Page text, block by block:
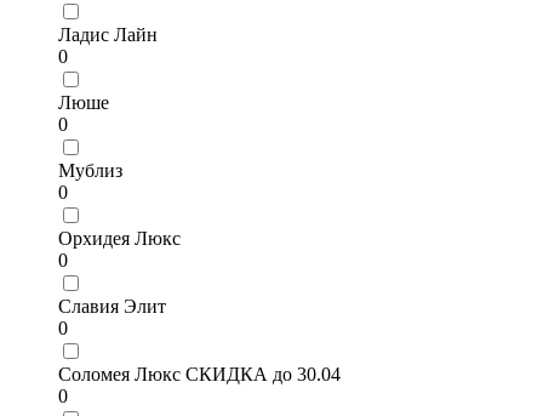
Ладис Лайн
0
Люше
0
Мублиз
0
Орхидея Люкс
0
Славия Элит
0
Соломея Люкс СКИДКА до 30.04
0